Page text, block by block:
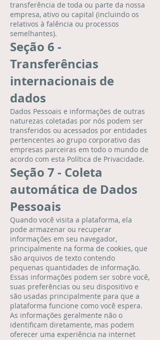
transferência de toda ou parte da nossa
empresa, ativo ou capital (incluindo os
relativos à falência ou processos
semelhantes).
Seção 6 -
Transferências
internacionais de
dados
Dados Pessoais e informações de outras
naturezas coletadas por nós podem ser
transferidos ou acessados por entidades
pertencentes ao grupo corporativo das
empresas parceiras em todo o mundo de
acordo com esta Política de Privacidade.
Seção 7 - Coleta
automática de Dados
Pessoais
Quando você visita a plataforma, ela
pode armazenar ou recuperar
informações em seu navegador,
principalmente na forma de cookies, que
são arquivos de texto contendo
pequenas quantidades de informação.
Essas informações podem ser sobre você,
suas preferências ou seu dispositivo e
são usadas principalmente para que a
plataforma funcione como você espera.
As informações geralmente não o
identificam diretamente, mas podem
oferecer uma experiência na internet